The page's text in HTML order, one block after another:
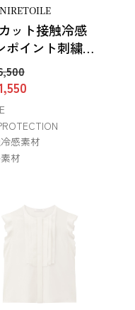
ット接触冷感
ポイント刺繍カ
ソー
感素材
材